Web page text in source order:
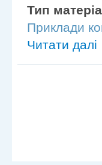
Тип
Приклади
Читати далі